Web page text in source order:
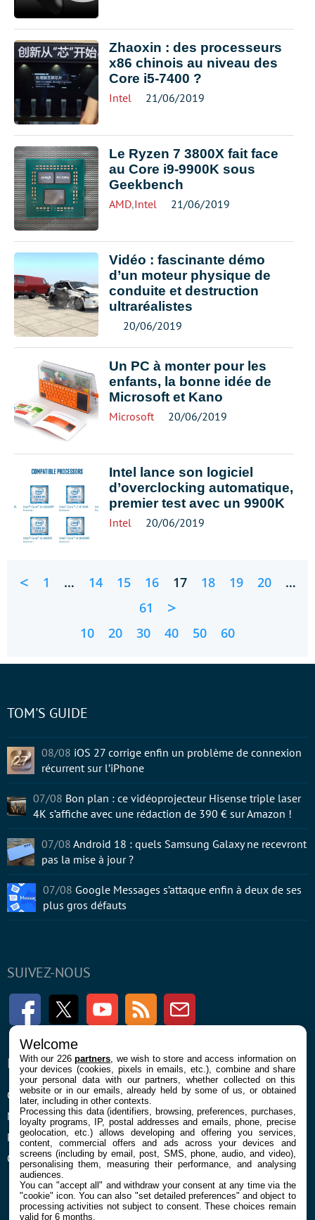
Zhaoxin : des processeurs
x86 chinois au niveau des
Core i5-7400 ?
Intel 21/06/2019
Le Ryzen 7 3800X fait face
au Core i9-9900K sous
Geekbench
AMD,Intel 21/06/2019
Vidéo : fascinante démo
d’un moteur physique de
conduite et destruction
ultraréalistes
20/06/2019
Un PC à monter pour les
enfants, la bonne idée de
Microsoft et Kano
Microsoft 20/06/2019
Intel lance son logiciel
d’overclocking automatique,
premier test avec un 9900K
Intel 20/06/2019
< 1 … 14 15 16 17 18 19 20
…
61
>
10 20 30 40 50 60
SUIVEZ-NOUS
FacebookTwitter Youtube RSS Newsletter
ENTREPRISE
Confidentialité et Cookies
Mentions légales et CGU
Préférences Cookies
Qui sommes nous
À PROPOS
Contact
TOM'S GUIDE
08/08 iOS 27 corrige enfin un problème de connexion
récurrent sur l’iPhone
07/08 Bon plan : ce vidéoprojecteur Hisense triple laser
4K s’affiche avec une rédaction de 390 € sur Amazon !
07/08 Android 18 : quels Samsung Galaxy ne recevront
pas la mise à jour ?
07/08 Google Messages s’attaque enfin à deux de ses
plus gros défauts
Welcome
With our 226partners , we wish to store and access information on
your devices (cookies, pixels in emails, etc.), combine and share
your personal data with our partners, whether collected on this
website or in our emails, already held by some of us, or obtained
later, including in other contexts.
Processing this data (identifiers, browsing, preferences, purchases,
loyalty programs, IP, postal addresses and emails, phone, precise
geolocation, etc.) allows developing and offering you services,
content, commercial offers and ads across your devices and
screens (including by email, post, SMS, phone, audio, and video),
personalising them, measuring their performance, and analysing
audiences.
You can "accept all" and withdraw your consent at any time via the
"cookie" icon. You can also "set detailed preferences" and object to
processing activities not subject to consent. These choices remain
valid for 6 months.